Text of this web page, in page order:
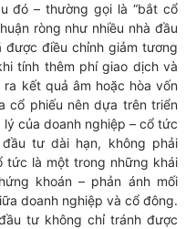
đó – thường gọi là “bắt cổ
ròng như nhiều nhà đầu
điều chỉnh giảm tương
tính thêm phí giao dịch và
kết quả âm hoặc hòa vốn
cổ phiếu nên dựa trên triển
của doanh nghiệp – cổ tức
tư dài hạn, không phải
tức là một trong những khái
khoán – phản ánh mối
doanh nghiệp và cổ đông.
tư không chỉ tránh được